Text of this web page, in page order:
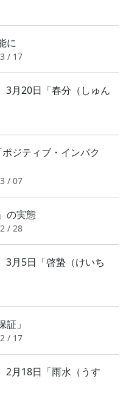
に
/ 17
月20日「春分（しゅん
ジティブ・インパク
/ 07
の実態
/ 28
月5日「啓蟄（けいち
」
/ 17
月18日「雨水（うす